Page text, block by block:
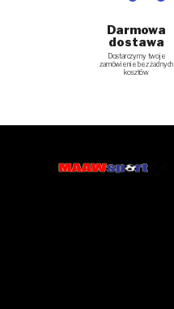
Darmowa
dostawa
Dostarczymy twoje
zamówienie bez żadnych
kosztów